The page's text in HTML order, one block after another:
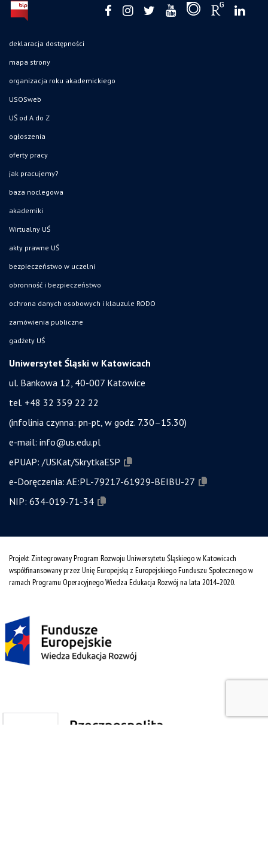
deklaracja dostępności
mapa strony
organizacja roku akademickiego
USOSweb
UŚ od A do Z
ogłoszenia
oferty pracy
jak pracujemy?
baza noclegowa
akademiki
Wirtualny UŚ
akty prawne UŚ
bezpieczeństwo w uczelni
obronność i bezpieczeństwo
ochrona danych osobowych i klauzule RODO
zamówienia publiczne
gadżety UŚ
Uniwersytet Śląski w Katowicach
ul. Bankowa 12, 40-007 Katowice
tel. +48 32 359 22 22
(infolinia czynna: pn-pt, w godz. 7.30–15.30)
e-mail: info@us.edu.pl
ePUAP: /USKat/SkrytkaESP
e-Doręczenia: AE:PL-79217-61929-BEIBU-27
NIP: 634-019-71-34
Projekt Zintegrowany Program Rozwoju Uniwersytetu Śląskiego w Katowicach
współfinansowany przez Unię Europejską z Europejskiego Funduszu Społecznego w
ramach Programu Operacyjnego Wiedza Edukacja Rozwój na lata 2014˗2020.